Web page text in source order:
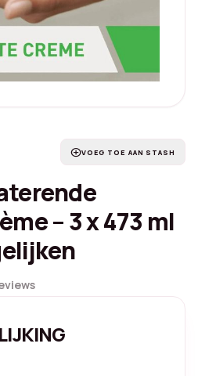
add_circleVOEG TOE AAN STASH
– 3 x 473 ml